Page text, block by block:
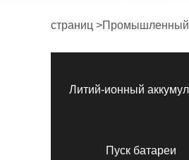
страниц >Промышленный
Литий-ионный
Пуск батареи